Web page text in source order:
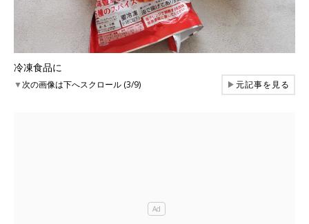
冷凍食品に
▼次の画像は下へスクロール (3/9) ▶元記事を見る